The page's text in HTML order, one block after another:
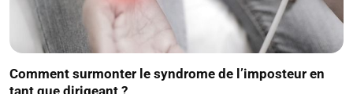
Comment surmonter le syndrome de l’imposteur en